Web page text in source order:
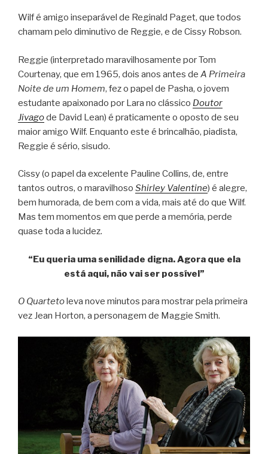
Wilf é amigo inseparável de Reginald Paget, que todos
chamam pelo diminutivo de Reggie, e de Cissy Robson.
Reggie (interpretado maravilhosamente por Tom
Courtenay, que em 1965, dois anos antes de A Primeira
Noite de um Homem, fez o papel de Pasha, o jovem
estudante apaixonado por Lara no clássico Doutor
Jivagode David Lean) é praticamente o oposto de seu
maior amigo Wilf. Enquanto este é brincalhão, piadista,
Reggie é sério, sisudo.
Cissy (o papel da excelente Pauline Collins, de, entre
tantos outros, o maravilhoso Shirley Valentine) é alegre,
bem humorada, de bem com a vida, mais até do que Wilf.
Mas tem momentos em que perde a memória, perde
quase toda a lucidez.
“Eu queria uma senilidade digna. Agora que ela
está aqui, não vai ser possível”
O Quartetoleva nove minutos para mostrar pela primeira
vez Jean Horton, a personagem de Maggie Smith.